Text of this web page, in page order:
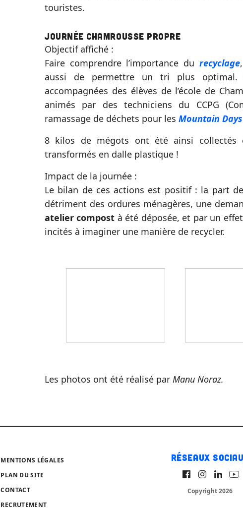
touristes.
Journée Chamrousse Propre
Objectif affiché :
Faire comprendre l’importance du recyclage
aussi de permettre un tri plus optimal.
accompagnées des élèves de l’école de
animés par des techniciens du CCPG
ramassage de déchets pour les Mountain Days
8 kilos de mégots ont été ainsi collectés
transformés en dalle plastique !
Impact de la journée :
Le bilan de ces actions est positif : la part
détriment des ordures ménagères, une
atelier compost à été déposée, et par un
incités à imaginer une manière de recycler.
Les photos ont été réalisé par Manu Noraz.
MENTIONS LÉGALES
PLAN DU SITE
CONTACT
RECRUTEMENT
Réseaux
Copyright 2026